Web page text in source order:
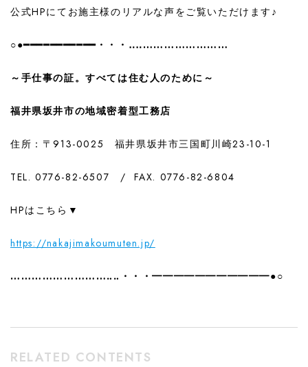
公式HPにてお施主様のリアルな声をご覧いただけます♪
○●━━━━━━━━━━━・・・‥‥……………………
～手仕事の証。すべては住む人のために～
福井県坂井市の地域密着型工務店
住所：〒913-0025 福井県坂井市三国町川崎23-10-1
TEL. 0776-82-6507 / FAX. 0776-82-6804
HPはこちら▼
https://nakajimakoumuten.jp/
………………………‥‥・・・━━━━━━━━━━━●○
RELATED CONTENTS